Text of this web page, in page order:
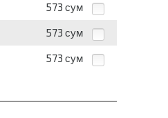
573 сум
573 сум
573 сум